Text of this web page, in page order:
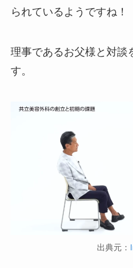
られているようですね！
理事であるお父様と対談
す。
出典元：